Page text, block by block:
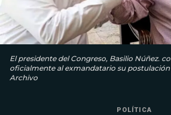
El presidente del Congreso, Basilio Núñez.
oficialmente al exmandatario su postulación
Archivo
POLÍTICA